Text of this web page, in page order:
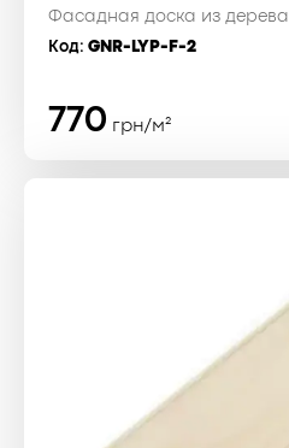
Фасадная доска из дерева
Код: GNR-LYP-F-2
770 грн/м²